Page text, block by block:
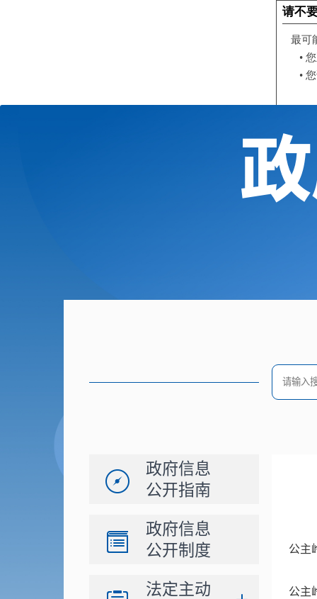
政府信息
公开指南
政府信息
公开制度
法定主动
公主
公主